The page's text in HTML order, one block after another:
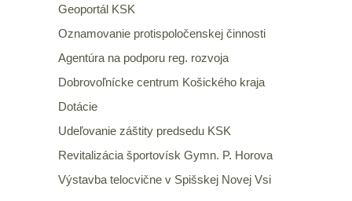
Geoportál KSK
Oznamovanie protispoločenskej činnosti
Agentúra na podporu reg. rozvoja
Dobrovoľnícke centrum Košického kraja
Dotácie
Udeľovanie záštity predsedu KSK
Revitalizácia športovísk Gymn. P. Horova
Výstavba telocvične v Spišskej Novej Vsi